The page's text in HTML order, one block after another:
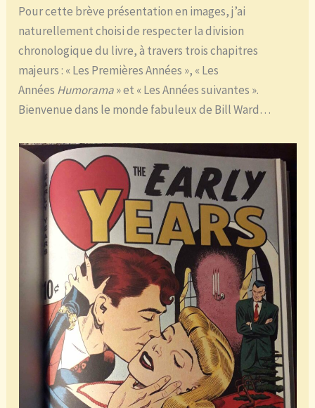
Pour cette brève présentation en images, j’ai
naturellement choisi de respecter la division
chronologique du livre, à travers trois chapitres
majeurs : « Les Premières Années », « Les
Années Humorama» et « Les Années suivantes ».
Bienvenue dans le monde fabuleux de Bill Ward…